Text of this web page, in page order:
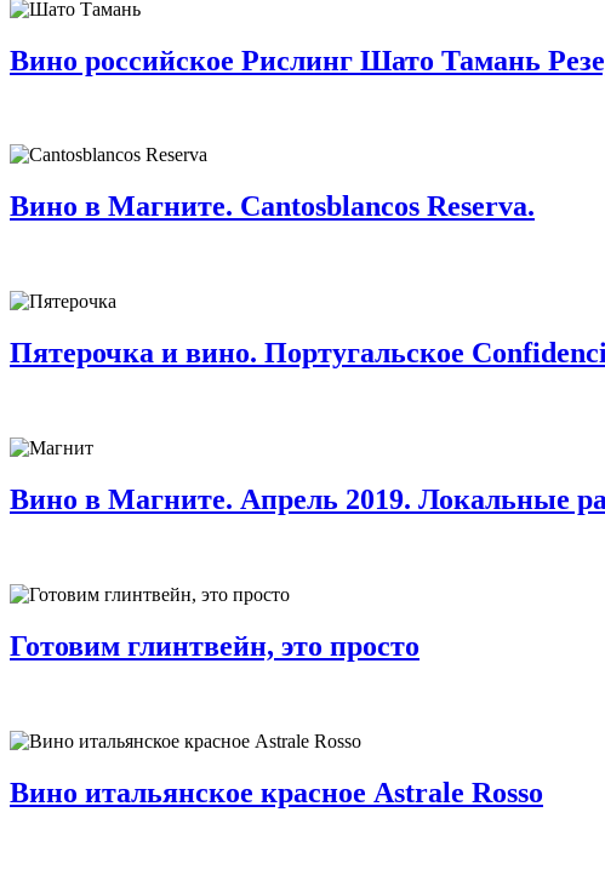
Вино российское Рислинг Шато Тамань
Вино в Магните. Cantosblancos Reserva.
Пятерочка и вино. Португальское
Вино в Магните. Апрель 2019. Локальные
Готовим глинтвейн, это просто
Вино итальянское красное Astrale Rosso